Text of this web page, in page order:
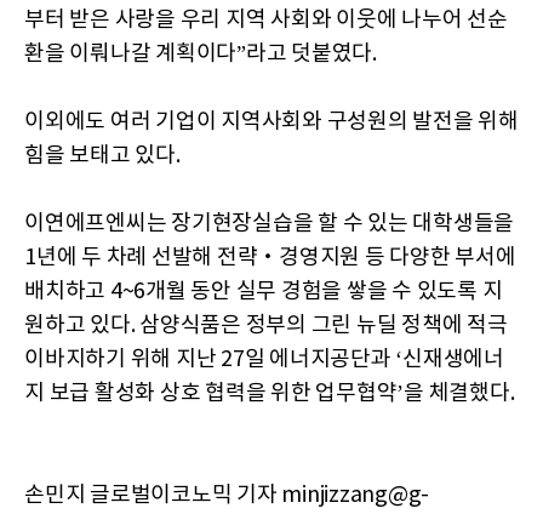
부터 받은 사랑을 우리 지역 사회와 이웃에 나누어 선순
환을 이뤄나갈 계획이다”라고 덧붙였다.
이외에도 여러 기업이 지역사회와 구성원의 발전을 위해
힘을 보태고 있다.
이연에프엔씨는 장기현장실습을 할 수 있는 대학생들을
1년에 두 차례 선발해 전략‧경영지원 등 다양한 부서에
배치하고 4~6개월 동안 실무 경험을 쌓을 수 있도록 지
원하고 있다. 삼양식품은 정부의 그린 뉴딜 정책에 적극
이바지하기 위해 지난 27일 에너지공단과 ‘신재생에너
지 보급 활성화 상호 협력을 위한 업무협약’을 체결했다.
손민지 글로벌이코노믹 기자 minjizzang@g-